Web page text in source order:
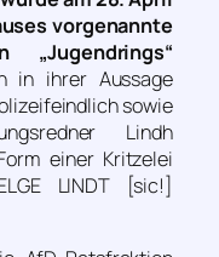
vorgenannte
in ihrer Aussage
sowie
Lindh
einer Kritzelei
LINDT [sic!]